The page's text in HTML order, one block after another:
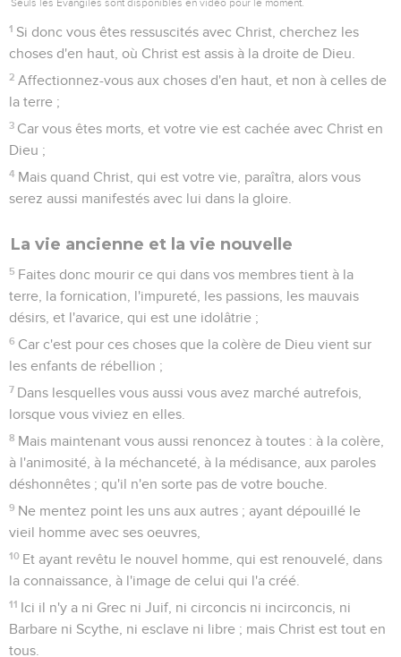
1 Si donc vous êtes ressuscités avec Christ, cherchez les
choses d'en haut, où Christ est assis à la droite de Dieu.
2 Affectionnez-vous aux choses d'en haut, et non à celles de
la terre ;
3 Car vous êtes morts, et votre vie est cachée avec Christ en
Dieu ;
4 Mais quand Christ, qui est votre vie, paraîtra, alors vous
serez aussi manifestés avec lui dans la gloire.
La vie ancienne et la vie nouvelle
5 Faites donc mourir ce qui dans vos membres tient à la
terre, la fornication, l'impureté, les passions, les mauvais
désirs, et l'avarice, qui est une idolâtrie ;
6 Car c'est pour ces choses que la colère de Dieu vient sur
les enfants de rébellion ;
7 Dans lesquelles vous aussi vous avez marché autrefois,
lorsque vous viviez en elles.
8 Mais maintenant vous aussi renoncez à toutes : à la colère,
à l'animosité, à la méchanceté, à la médisance, aux paroles
déshonnêtes ; qu'il n'en sorte pas de votre bouche.
9 Ne mentez point les uns aux autres ; ayant dépouillé le
vieil homme avec ses oeuvres,
10 Et ayant revêtu le nouvel homme, qui est renouvelé, dans
la connaissance, à l'image de celui qui l'a créé.
11 Ici il n'y a ni Grec ni Juif, ni circoncis ni incirconcis, ni
Barbare ni Scythe, ni esclave ni libre ; mais Christ est tout en
tous.